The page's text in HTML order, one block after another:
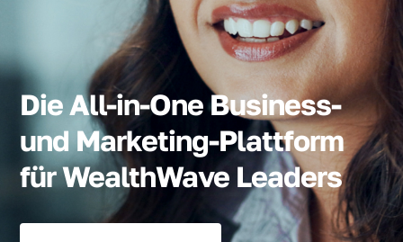
Die All-in-One Business-
und Marketing-Plattform
für WealthWave Leaders